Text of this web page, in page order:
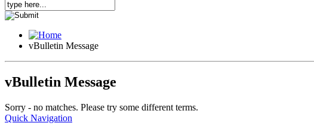
vBulletin Message
vBulletin Message
Sorry - no matches. Please try some different terms.
Quick Navigation